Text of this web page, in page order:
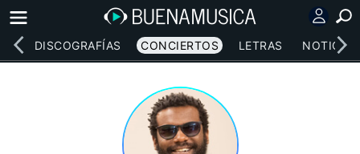
DISCOGRAFÍAS CONCIERTOS LETRAS NOTICIAS